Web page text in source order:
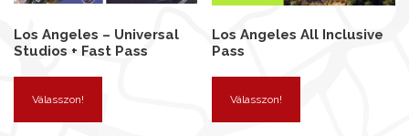
Los Angeles – Universal
Studios + Fast Pass
Válasszon!
Los Angeles All Inclusive
Pass
Válasszon!